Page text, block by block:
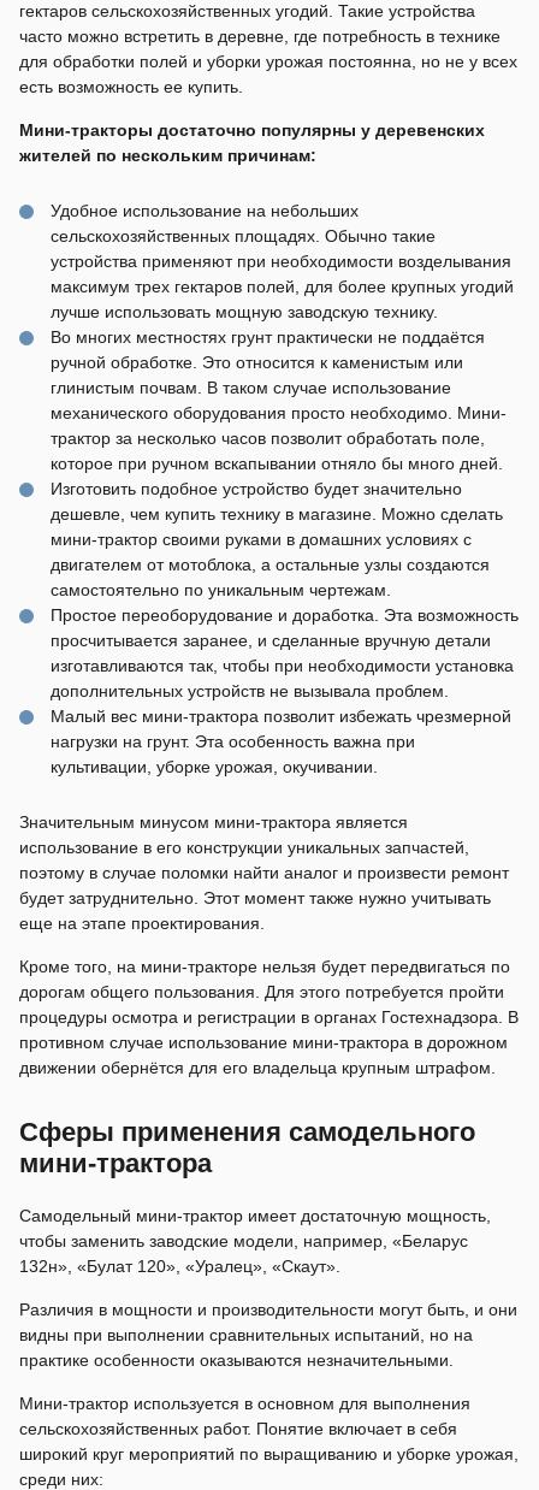
гектаров сельскохозяйственных угодий. Такие устройства
часто можно встретить в деревне, где потребность в технике
для обработки полей и уборки урожая постоянна, но не у всех
есть возможность ее купить.
Мини-тракторы достаточно популярны у деревенских
жителей по нескольким причинам:
Удобное использование на небольших
сельскохозяйственных площадях. Обычно такие
устройства применяют при необходимости возделывания
максимум трех гектаров полей, для более крупных угодий
лучше использовать мощную заводскую технику.
Во многих местностях грунт практически не поддаётся
ручной обработке. Это относится к каменистым или
глинистым почвам. В таком случае использование
механического оборудования просто необходимо. Мини-
трактор за несколько часов позволит обработать поле,
которое при ручном вскапывании отняло бы много дней.
Изготовить подобное устройство будет значительно
дешевле, чем купить технику в магазине. Можно сделать
мини-трактор своими руками в домашних условиях с
двигателем от мотоблока, а остальные узлы создаются
самостоятельно по уникальным чертежам.
Простое переоборудование и доработка. Эта возможность
просчитывается заранее, и сделанные вручную детали
изготавливаются так, чтобы при необходимости установка
дополнительных устройств не вызывала проблем.
Малый вес мини-трактора позволит избежать чрезмерной
нагрузки на грунт. Эта особенность важна при
культивации, уборке урожая, окучивании.
Значительным минусом мини-трактора является
использование в его конструкции уникальных запчастей,
поэтому в случае поломки найти аналог и произвести ремонт
будет затруднительно. Этот момент также нужно учитывать
еще на этапе проектирования.
Кроме того, на мини-тракторе нельзя будет передвигаться по
дорогам общего пользования. Для этого потребуется пройти
процедуры осмотра и регистрации в органах Гостехнадзора. В
противном случае использование мини-трактора в дорожном
движении обернётся для его владельца крупным штрафом.
Сферы применения самодельного
мини-трактора
Самодельный мини-трактор имеет достаточную мощность,
чтобы заменить заводские модели, например, «Беларус
132н», «Булат 120», «Уралец», «Скаут».
Различия в мощности и производительности могут быть, и они
видны при выполнении сравнительных испытаний, но на
практике особенности оказываются незначительными.
Мини-трактор используется в основном для выполнения
сельскохозяйственных работ. Понятие включает в себя
широкий круг мероприятий по выращиванию и уборке урожая,
среди них: